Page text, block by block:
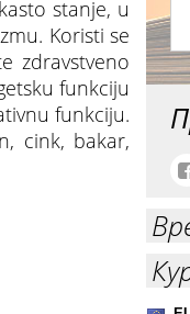
stanje, u
Koristi se
zdravstveno
funkciju
funkciju.
cink, bakar,